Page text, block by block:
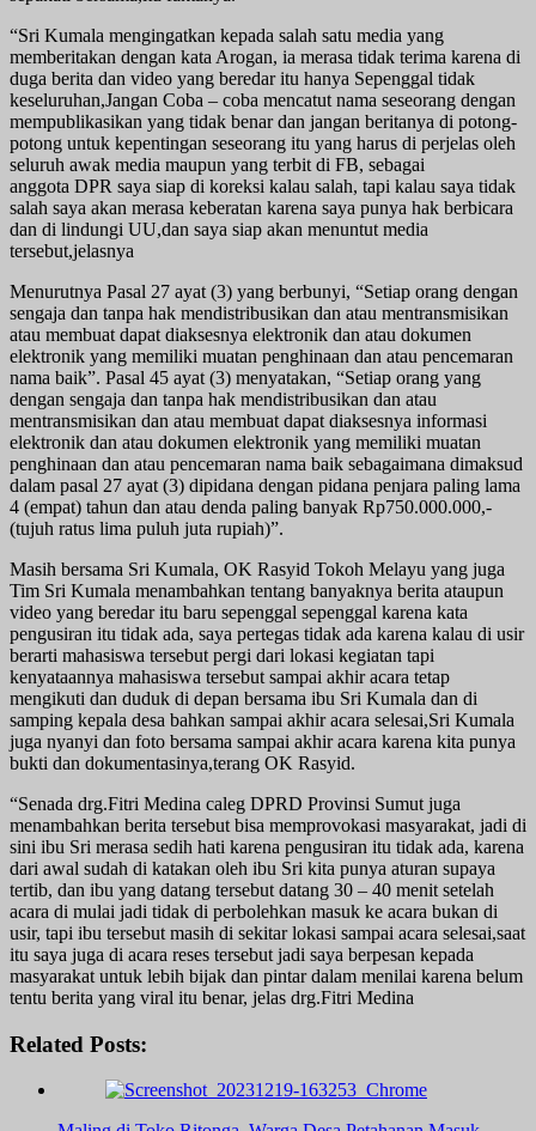
“Sri Kumala mengingatkan kepada salah satu media yang
memberitakan dengan kata Arogan, ia merasa tidak terima karena di
duga berita dan video yang beredar itu hanya Sepenggal tidak
keseluruhan,Jangan Coba – coba mencatut nama seseorang dengan
mempublikasikan yang tidak benar dan jangan beritanya di potong-
potong untuk kepentingan seseorang itu yang harus di perjelas oleh
seluruh awak media maupun yang terbit di FB, sebagai
anggota DPR saya siap di koreksi kalau salah, tapi kalau saya tidak
salah saya akan merasa keberatan karena saya punya hak berbicara
dan di lindungi UU,dan saya siap akan menuntut media
tersebut,jelasnya
Menurutnya Pasal 27 ayat (3) yang berbunyi, “Setiap orang dengan
sengaja dan tanpa hak mendistribusikan dan atau mentransmisikan
atau membuat dapat diaksesnya elektronik dan atau dokumen
elektronik yang memiliki muatan penghinaan dan atau pencemaran
nama baik”. Pasal 45 ayat (3) menyatakan, “Setiap orang yang
dengan sengaja dan tanpa hak mendistribusikan dan atau
mentransmisikan dan atau membuat dapat diaksesnya informasi
elektronik dan atau dokumen elektronik yang memiliki muatan
penghinaan dan atau pencemaran nama baik sebagaimana dimaksud
dalam pasal 27 ayat (3) dipidana dengan pidana penjara paling lama
4 (empat) tahun dan atau denda paling banyak Rp750.000.000,-
(tujuh ratus lima puluh juta rupiah)”.
Masih bersama Sri Kumala, OK Rasyid Tokoh Melayu yang juga
Tim Sri Kumala menambahkan tentang banyaknya berita ataupun
video yang beredar itu baru sepenggal sepenggal karena kata
pengusiran itu tidak ada, saya pertegas tidak ada karena kalau di usir
berarti mahasiswa tersebut pergi dari lokasi kegiatan tapi
kenyataannya mahasiswa tersebut sampai akhir acara tetap
mengikuti dan duduk di depan bersama ibu Sri Kumala dan di
samping kepala desa bahkan sampai akhir acara selesai,Sri Kumala
juga nyanyi dan foto bersama sampai akhir acara karena kita punya
bukti dan dokumentasinya,terang OK Rasyid.
“Senada drg.Fitri Medina caleg DPRD Provinsi Sumut juga
menambahkan berita tersebut bisa memprovokasi masyarakat, jadi di
sini ibu Sri merasa sedih hati karena pengusiran itu tidak ada, karena
dari awal sudah di katakan oleh ibu Sri kita punya aturan supaya
tertib, dan ibu yang datang tersebut datang 30 – 40 menit setelah
acara di mulai jadi tidak di perbolehkan masuk ke acara bukan di
usir, tapi ibu tersebut masih di sekitar lokasi sampai acara selesai,saat
itu saya juga di acara reses tersebut jadi saya berpesan kepada
masyarakat untuk lebih bijak dan pintar dalam menilai karena belum
tentu berita yang viral itu benar, jelas drg.Fitri Medina
Related Posts: